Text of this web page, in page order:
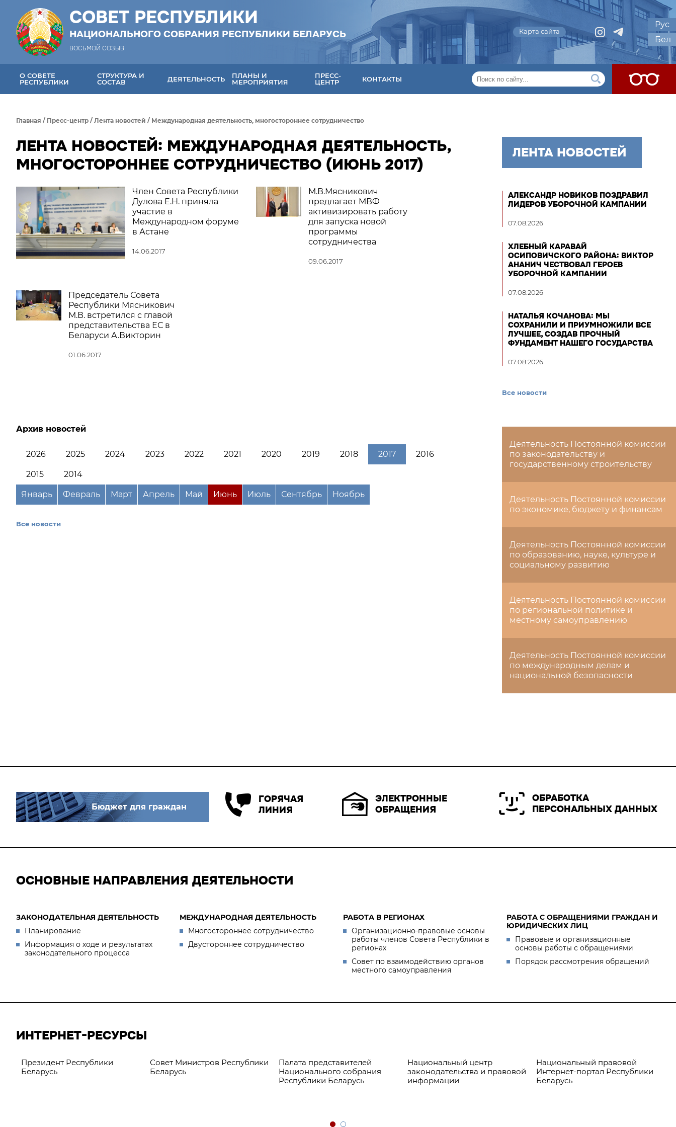
СОВЕТ РЕСПУБЛИКИ
НАЦИОНАЛЬНОГО СОБРАНИЯ РЕСПУБЛИКИ БЕЛАРУСЬ
ВОСЬМОЙ СОЗЫВ
Карта сайта
Рус
Бел
О СОВЕТЕ
РЕСПУБЛИКИ
СТРУКТУРА И
СОСТАВ
ДЕЯТЕЛЬНОСТЬ
ПЛАНЫ И
МЕРОПРИЯТИЯ
ПРЕСС-
ЦЕНТР
КОНТАКТЫ
Главная / Пресс-центр / Лента новостей / Международная деятельность, многостороннее сотрудничество
ЛЕНТА НОВОСТЕЙ: МЕЖДУНАРОДНАЯ ДЕЯТЕЛЬНОСТЬ,
МНОГОСТОРОННЕЕ СОТРУДНИЧЕСТВО (ИЮНЬ 2017)
Член Совета Республики
Дулова Е.Н. приняла
участие в
Международном форуме
в Астане
14.06.2017
М.В.Мясникович
предлагает МВФ
активизировать работу
для запуска новой
программы
сотрудничества
09.06.2017
Председатель Совета
Республики Мясникович
М.В. встретился с главой
представительства ЕС в
Беларуси А.Викторин
01.06.2017
Архив новостей
2026 2025 2024 2023 2022 2021 2020 2019 2018 2017 2016
2015 2014
Январь Февраль Март Апрель Май Июнь Июль Сентябрь Ноябрь
Все новости
ЛЕНТА НОВОСТЕЙ
АЛЕКСАНДР НОВИКОВ ПОЗДРАВИЛ
ЛИДЕРОВ УБОРОЧНОЙ КАМПАНИИ
07.08.2026
ХЛЕБНЫЙ КАРАВАЙ
ОСИПОВИЧСКОГО РАЙОНА: ВИКТОР
АНАНИЧ ЧЕСТВОВАЛ ГЕРОЕВ
УБОРОЧНОЙ КАМПАНИИ
07.08.2026
НАТАЛЬЯ КОЧАНОВА: МЫ
СОХРАНИЛИ И ПРИУМНОЖИЛИ ВСЕ
ЛУЧШЕЕ, СОЗДАВ ПРОЧНЫЙ
ФУНДАМЕНТ НАШЕГО ГОСУДАРСТВА
07.08.2026
Все новости
Деятельность Постоянной комиссии
по законодательству и
государственному строительству
Деятельность Постоянной комиссии
по экономике, бюджету и финансам
Деятельность Постоянной комиссии
по образованию, науке, культуре и
социальному развитию
Деятельность Постоянной комиссии
по региональной политике и
местному самоуправлению
Деятельность Постоянной комиссии
по международным делам и
национальной безопасности
Бюджет для граждан
ГОРЯЧАЯ
ЛИНИЯ
ЭЛЕКТРОННЫЕ
ОБРАЩЕНИЯ
ОБРАБОТКА
ПЕРСОНАЛЬНЫХ ДАННЫХ
ОСНОВНЫЕ НАПРАВЛЕНИЯ ДЕЯТЕЛЬНОСТИ
ЗАКОНОДАТЕЛЬНАЯ ДЕЯТЕЛЬНОСТЬ
Планирование
Информация о ходе и результатах
законодательного процесса
МЕЖДУНАРОДНАЯ ДЕЯТЕЛЬНОСТЬ
Многостороннее сотрудничество
Двустороннее сотрудничество
РАБОТА В РЕГИОНАХ
Организационно-правовые основы
работы членов Совета Республики в
регионах
Совет по взаимодействию органов
местного самоуправления
РАБОТА С ОБРАЩЕНИЯМИ ГРАЖДАН И
ЮРИДИЧЕСКИХ ЛИЦ
Правовые и организационные
основы работы с обращениями
Порядок рассмотрения обращений
ИНТЕРНЕТ-РЕСУРСЫ
Президент Республики
Беларусь
Совет Министров Республики
Беларусь
Палата представителей
Национального собрания
Республики Беларусь
Национальный центр
законодательства и правовой
информации
Национальный правовой
Интернет-портал Республики
Беларусь